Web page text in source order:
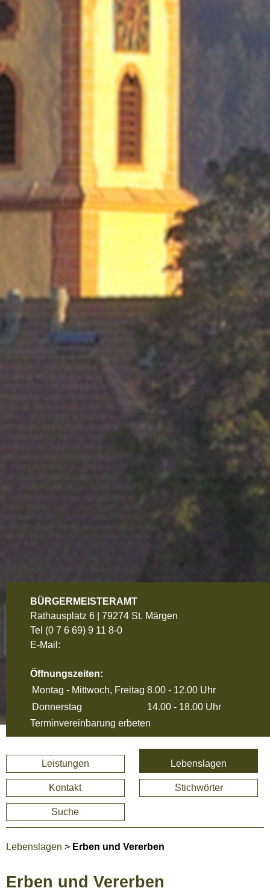
BÜRGERMEISTERAMT
Rathausplatz 6 | 79274 St. Märgen
Tel (0 7 6 69) 9 11 8-0
E-Mail:
Öffnungszeiten:
Montag - Mittwoch, Freitag 8.00 - 12.00 Uhr
Donnerstag
14.00 - 18.00 Uhr
Terminvereinbarung erbeten
Leistungen Lebenslagen
Kontakt Stichwörter
Suche
Lebenslagen > Erben und Vererben
Erben und Vererben